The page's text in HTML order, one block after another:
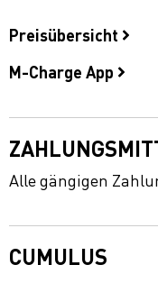
Preisübersicht
M-Charge App
Alle gängigen
CUMULUS